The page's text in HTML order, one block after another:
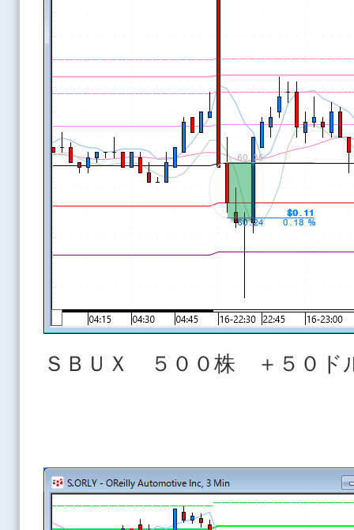
ＳＢＵＸ ５００株 ＋５０ド